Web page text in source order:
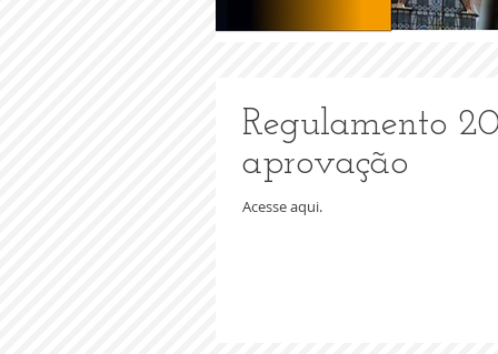
Regulamento
aprovação
Acesse aqui.